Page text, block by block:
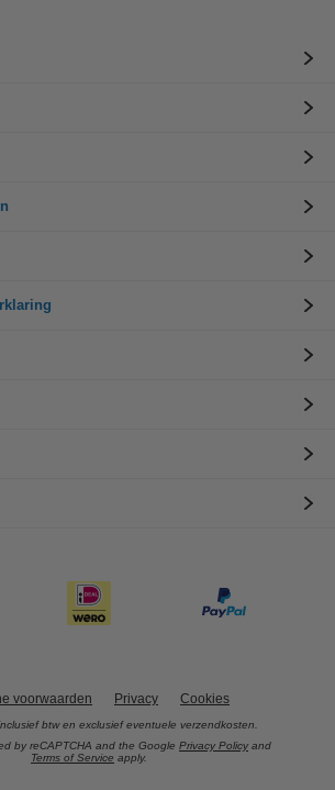
voorwaarden Privacy Cookies
btw en exclusief eventuele verzendkosten.
by reCAPTCHA and the Google Privacy Policy and
Terms of Service apply.